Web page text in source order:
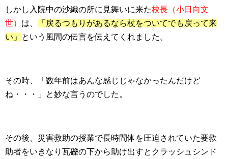
しかし入院中の沙織の所に見舞いに来た校長（小日向文
世） は、
「戻るつもりがあるなら杖をついてでも戻って来
い」
という風間の伝言を伝えてくれました。
その時、「数年前はあんな感じじゃなかったんだけど
ね・・・」と妙な言うのでした。
その後、災害救助の授業で長時間体を圧迫されていた要救
助者をいきなり瓦礫の下から助け出すとクラッシュシンド